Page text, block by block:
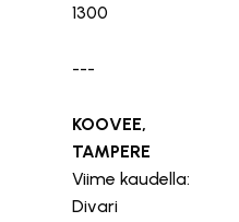
1300
---
KOOVEE,
TAMPERE
Viime kaudella:
Divari